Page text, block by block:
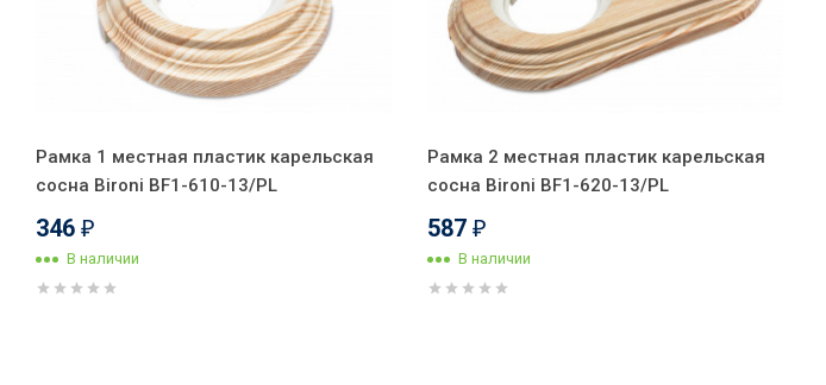
Рамка 1 местная пластик карельская
сосна Bironi BF1-610-13/PL
346 ₽
В наличии
Рамка 2 местная пластик карельская
сосна Bironi BF1-620-13/PL
587 ₽
В наличии